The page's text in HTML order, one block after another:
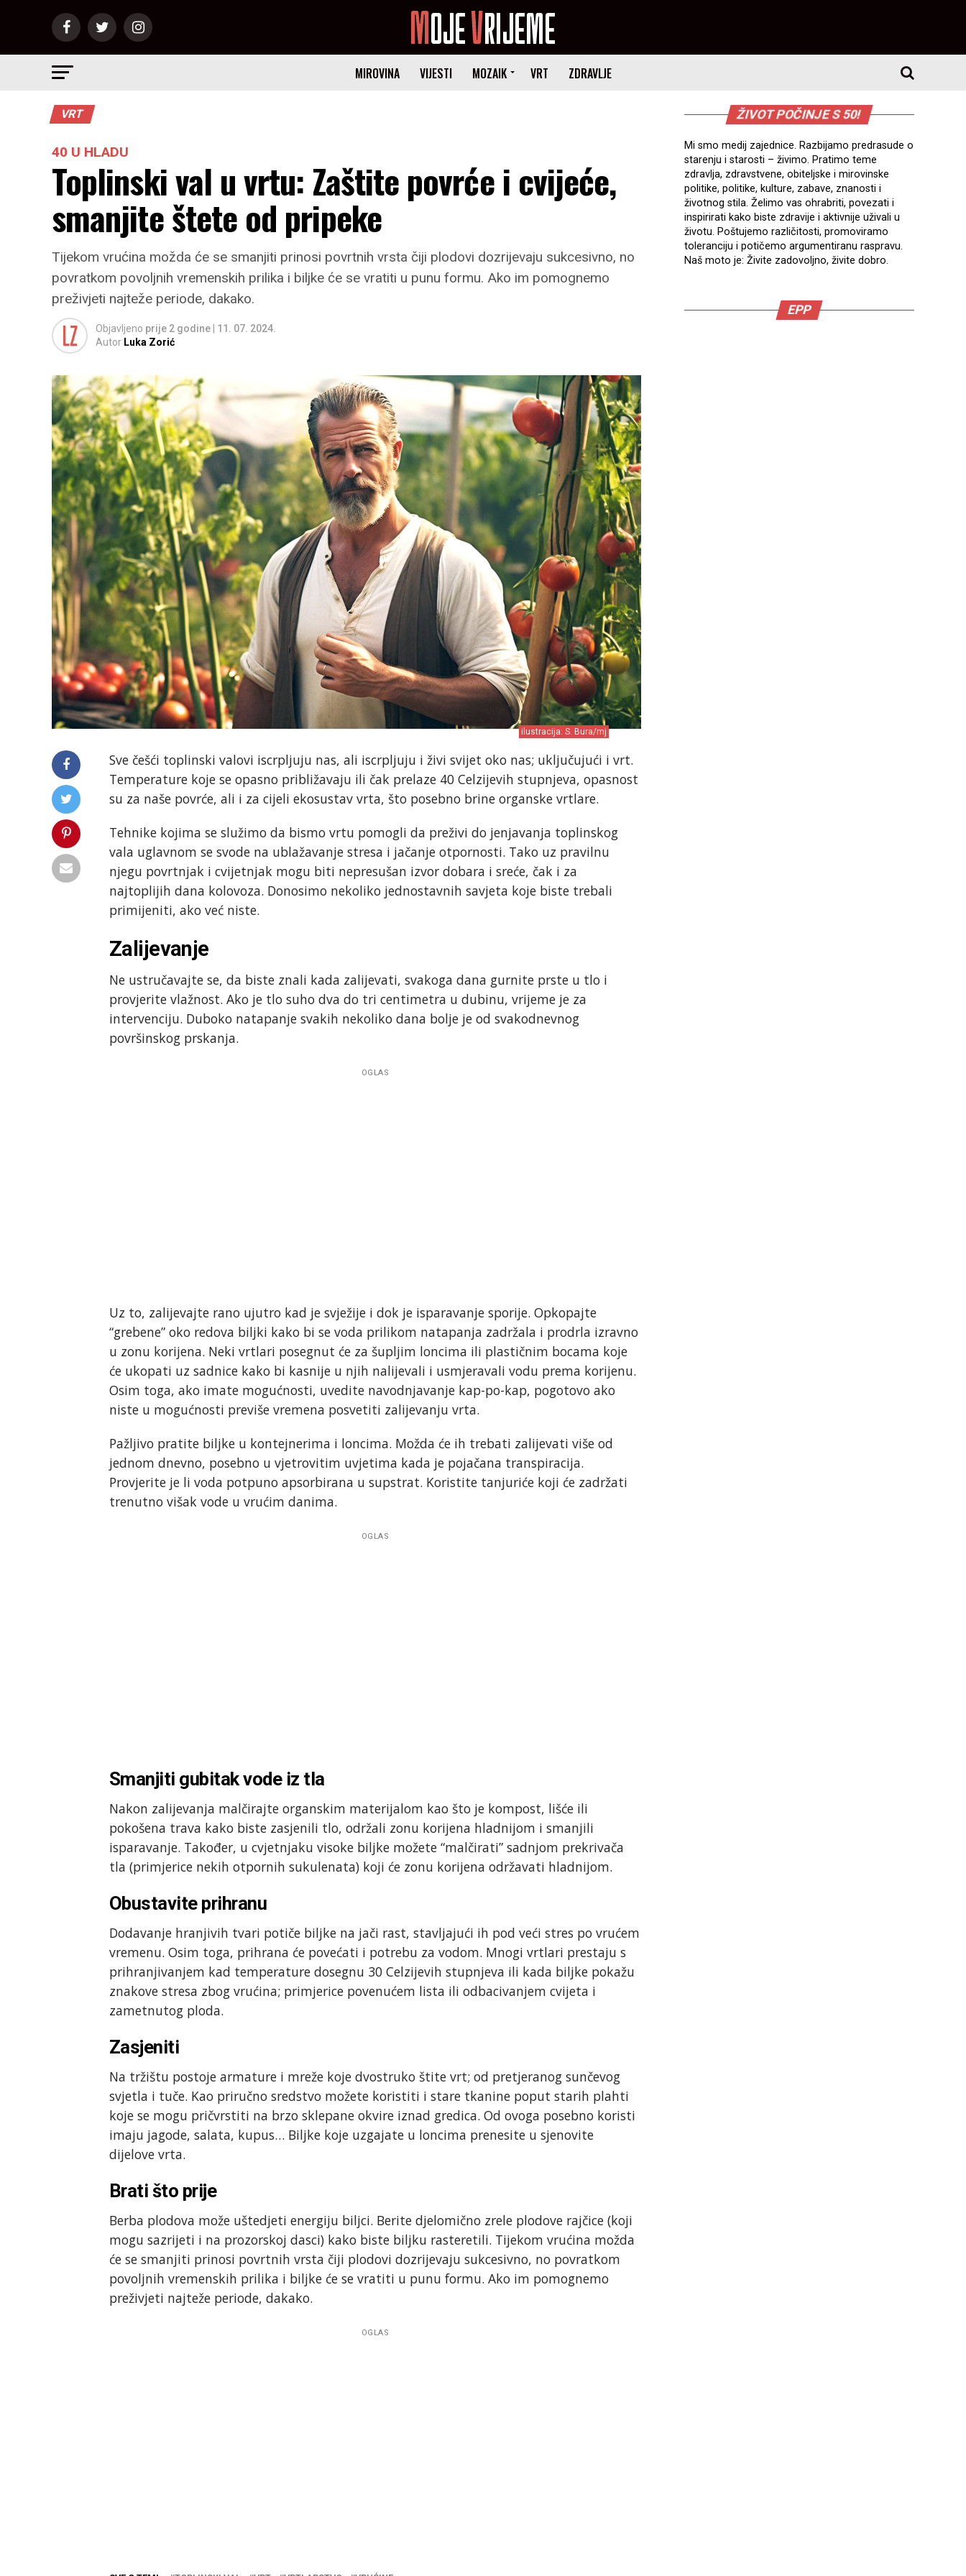
MIROVINA VIJESTI MOZAIK VRT ZDRAVLJE
VRT
40 U HLADU
Toplinski val u vrtu: Zaštite povrće i cvijeće,
smanjite štete od pripeke
Tijekom vrućina možda će se smanjiti prinosi povrtnih vrsta čiji plodovi dozrijevaju sukcesivno, no
povratkom povoljnih vremenskih prilika i biljke će se vratiti u punu formu. Ako im pomognemo
preživjeti najteže periode, dakako.
Objavljeno prije 2 godine
11. 07. 2024.
Autor Luka Zorić
ilustracija: S. Bura/mj
Sve češći toplinski valovi iscrpljuju nas, ali iscrpljuju i živi svijet oko nas; uključujući i vrt.
Temperature koje se opasno približavaju ili čak prelaze 40 Celzijevih stupnjeva, opasnost
su za naše povrće, ali i za cijeli ekosustav vrta, što posebno brine organske vrtlare.
Tehnike kojima se služimo da bismo vrtu pomogli da preživi do jenjavanja toplinskog
vala uglavnom se svode na ublažavanje stresa i jačanje otpornosti. Tako uz pravilnu
njegu povrtnjak i cvijetnjak mogu biti nepresušan izvor dobara i sreće, čak i za
najtoplijih dana kolovoza. Donosimo nekoliko jednostavnih savjeta koje biste trebali
primijeniti, ako već niste.
Zalijevanje
Ne ustručavajte se, da biste znali kada zalijevati, svakoga dana gurnite prste u tlo i
provjerite vlažnost. Ako je tlo suho dva do tri centimetra u dubinu, vrijeme je za
intervenciju. Duboko natapanje svakih nekoliko dana bolje je od svakodnevnog
površinskog prskanja.
OGLAS
Uz to, zalijevajte rano ujutro kad je svježije i dok je isparavanje sporije. Opkopajte
“grebene” oko redova biljki kako bi se voda prilikom natapanja zadržala i prodrla izravno
u zonu korijena. Neki vrtlari posegnut će za šupljim loncima ili plastičnim bocama koje
će ukopati uz sadnice kako bi kasnije u njih nalijevali i usmjeravali vodu prema korijenu.
Osim toga, ako imate mogućnosti, uvedite navodnjavanje kap-po-kap, pogotovo ako
niste u mogućnosti previše vremena posvetiti zalijevanju vrta.
Pažljivo pratite biljke u kontejnerima i loncima. Možda će ih trebati zalijevati više od
jednom dnevno, posebno u vjetrovitim uvjetima kada je pojačana transpiracija.
Provjerite je li voda potpuno apsorbirana u supstrat. Koristite tanjuriće koji će zadržati
trenutno višak vode u vrućim danima.
OGLAS
Smanjiti gubitak vode iz tla
Nakon zalijevanja malčirajte organskim materijalom kao što je kompost, lišće ili
pokošena trava kako biste zasjenili tlo, održali zonu korijena hladnijom i smanjili
isparavanje. Također, u cvjetnjaku visoke biljke možete “malčirati” sadnjom prekrivača
tla (primjerice nekih otpornih sukulenata) koji će zonu korijena održavati hladnijom.
Obustavite prihranu
Dodavanje hranjivih tvari potiče biljke na jači rast, stavljajući ih pod veći stres po vrućem
vremenu. Osim toga, prihrana će povećati i potrebu za vodom. Mnogi vrtlari prestaju s
prihranjivanjem kad temperature dosegnu 30 Celzijevih stupnjeva ili kada biljke pokažu
znakove stresa zbog vrućina; primjerice povenućem lista ili odbacivanjem cvijeta i
zametnutog ploda.
Zasjeniti
Na tržištu postoje armature i mreže koje dvostruko štite vrt; od pretjeranog sunčevog
svjetla i tuče. Kao priručno sredstvo možete koristiti i stare tkanine poput starih plahti
koje se mogu pričvrstiti na brzo sklepane okvire iznad gredica. Od ovoga posebno koristi
imaju jagode, salata, kupus… Biljke koje uzgajate u loncima prenesite u sjenovite
dijelove vrta.
Brati što prije
Berba plodova može uštedjeti energiju biljci. Berite djelomično zrele plodove rajčice (koji
mogu sazrijeti i na prozorskoj dasci) kako biste biljku rasteretili. Tijekom vrućina možda
će se smanjiti prinosi povrtnih vrsta čiji plodovi dozrijevaju sukcesivno, no povratkom
povoljnih vremenskih prilika i biljke će se vratiti u punu formu. Ako im pomognemo
preživjeti najteže periode, dakako.
OGLAS
ŽIVOT POČINJE S 50!
Mi smo medij zajednice. Razbijamo predrasude o
starenju i starosti – živimo. Pratimo teme
zdravlja, zdravstvene, obiteljske i mirovinske
politike, politike, kulture, zabave, znanosti i
životnog stila. Želimo vas ohrabriti, povezati i
inspirirati kako biste zdravije i aktivnije uživali u
životu. Poštujemo različitosti, promoviramo
toleranciju i potičemo argumentiranu raspravu.
Naš moto je: Živite zadovoljno, živite dobro.
EPP